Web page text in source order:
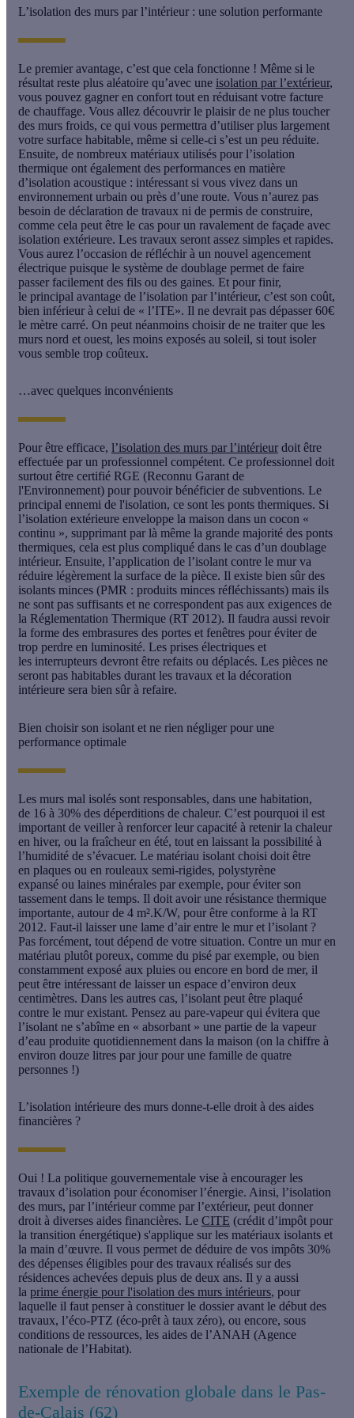
L’isolation des murs par l’intérieur : une solution performante
Le premier avantage, c’est que cela fonctionne ! Même si le
résultat reste plus aléatoire qu’avec une isolation par l’extérieur,
vous pouvez gagner en confort tout en réduisant votre facture
de chauffage. Vous allez découvrir le plaisir de ne plus toucher
des murs froids, ce qui vous permettra d’utiliser plus largement
votre surface habitable, même si celle-ci s’est un peu réduite.
Ensuite, de nombreux matériaux utilisés pour l’isolation
thermique ont également des performances en matière
d’isolation acoustique : intéressant si vous vivez dans un
environnement urbain ou près d’une route. Vous n’aurez pas
besoin de déclaration de travaux ni de permis de construire,
comme cela peut être le cas pour un ravalement de façade avec
isolation extérieure. Les travaux seront assez simples et rapides.
Vous aurez l’occasion de réfléchir à un nouvel agencement
électrique puisque le système de doublage permet de faire
passer facilement des fils ou des gaines. Et pour finir,
le principal avantage de l’isolation par l’intérieur, c’est son coût,
bien inférieur à celui de « l’ITE». Il ne devrait pas dépasser 60€
le mètre carré. On peut néanmoins choisir de ne traiter que les
murs nord et ouest, les moins exposés au soleil, si tout isoler
vous semble trop coûteux.
…avec quelques inconvénients
Pour être efficace, l’isolation des murs par l’intérieur doit être
effectuée par un professionnel compétent. Ce professionnel doit
surtout être certifié RGE (Reconnu Garant de
l'Environnement) pour pouvoir bénéficier de subventions. Le
principal ennemi de l'isolation, ce sont les ponts thermiques. Si
l’isolation extérieure enveloppe la maison dans un cocon «
continu », supprimant par là même la grande majorité des ponts
thermiques, cela est plus compliqué dans le cas d’un doublage
intérieur. Ensuite, l’application de l’isolant contre le mur va
réduire légèrement la surface de la pièce. Il existe bien sûr des
isolants minces (PMR : produits minces réfléchissants) mais ils
ne sont pas suffisants et ne correspondent pas aux exigences de
la Réglementation Thermique (RT 2012). Il faudra aussi revoir
la forme des embrasures des portes et fenêtres pour éviter de
trop perdre en luminosité. Les prises électriques et
les interrupteurs devront être refaits ou déplacés. Les pièces ne
seront pas habitables durant les travaux et la décoration
intérieure sera bien sûr à refaire.
Bien choisir son isolant et ne rien négliger pour une
performance optimale
Les murs mal isolés sont responsables, dans une habitation,
de 16 à 30% des déperditions de chaleur. C’est pourquoi il est
important de veiller à renforcer leur capacité à retenir la chaleur
en hiver, ou la fraîcheur en été, tout en laissant la possibilité à
l’humidité de s’évacuer. Le matériau isolant choisi doit être
en plaques ou en rouleaux semi-rigides, polystyrène
expansé ou laines minérales par exemple, pour éviter son
tassement dans le temps. Il doit avoir une résistance thermique
importante, autour de 4 m².K/W, pour être conforme à la RT
2012. Faut-il laisser une lame d’air entre le mur et l’isolant ?
Pas forcément, tout dépend de votre situation. Contre un mur en
matériau plutôt poreux, comme du pisé par exemple, ou bien
constamment exposé aux pluies ou encore en bord de mer, il
peut être intéressant de laisser un espace d’environ deux
centimètres. Dans les autres cas, l’isolant peut être plaqué
contre le mur existant. Pensez au pare-vapeur qui évitera que
l’isolant ne s’abîme en « absorbant » une partie de la vapeur
d’eau produite quotidiennement dans la maison (on la chiffre à
environ douze litres par jour pour une famille de quatre
personnes !)
L’isolation intérieure des murs donne-t-elle droit à des aides
financières ?
Oui ! La politique gouvernementale vise à encourager les
travaux d’isolation pour économiser l’énergie. Ainsi, l’isolation
des murs, par l’intérieur comme par l’extérieur, peut donner
droit à diverses aides financières. Le CITE (crédit d’impôt pour
la transition énergétique) s'applique sur les matériaux isolants et
la main d’œuvre. Il vous permet de déduire de vos impôts 30%
des dépenses éligibles pour des travaux réalisés sur des
résidences achevées depuis plus de deux ans. Il y a aussi
la prime énergie pour l'isolation des murs intérieurs, pour
laquelle il faut penser à constituer le dossier avant le début des
travaux, l’éco-PTZ (éco-prêt à taux zéro), ou encore, sous
conditions de ressources, les aides de l’ANAH (Agence
nationale de l’Habitat).
Exemple de rénovation globale dans le Pas-
de-Calais (62)